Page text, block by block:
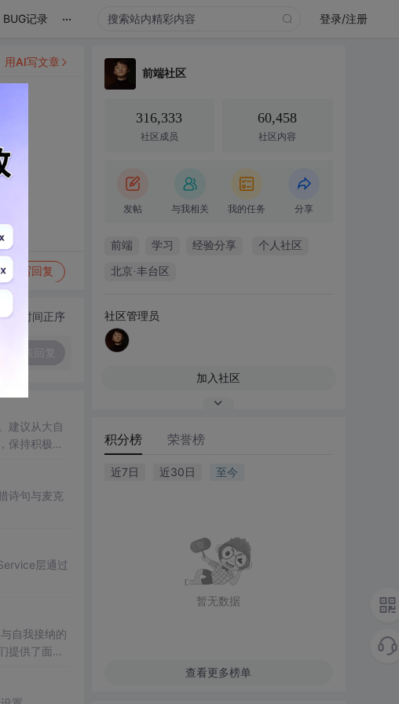
BUG记录 ... 登录/注册
写回复
用AI写文章
为时间正序
建议从大自
保持积极态
诗句与麦克
层通过
自我接纳的
提供了面对
前端社区
316,333
社区成员
60,458
社区内容
发帖 与我相关 我的任务 分享
前端 学习 经验分享 个人社区
北京·丰台区
社区管理员
加入社区
积分榜 荣誉榜
近7日 近30日 至今
暂无数据
查看更多榜单